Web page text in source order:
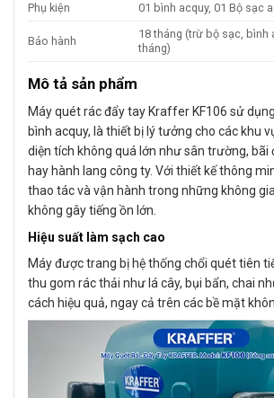
Phụ kiện
01 bình acquy, 01 Bộ sạc
Bảo hành
18 tháng (trừ bộ sạc, bình
tháng)
Mô tả sản phẩm
Máy quét rác đẩy tay Kraffer KF106 sử
bình acquy, là thiết bị lý tưởng cho các khu
diện tích không quá lớn như sân trường, bãi
hay hành lang công ty. Với thiết kế thông
thao tác và vận hành trong những không
không gây tiếng ồn lớn.
Hiệu suất làm sạch cao
Máy được trang bị hệ thống chổi quét tiên
thu gom rác thải như lá cây, bụi bẩn, chai
cách hiệu quả, ngay cả trên các bề mặt